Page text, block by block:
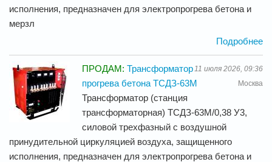
исполнения, предназначен для электропрогрева бетона и
мерзл
Подробнее
11 июля 2026, 09:36
ПРОДАМ: Трансформатор
прогрева бетона ТСДЗ-63М
Москва
Трансформатор (станция
трансформаторная) ТСДЗ-63М/0,38 У3,
силовой трехфазный с воздушной
принудительной циркуляцией воздуха, защищенного
исполнения, предназначен для электропрогрева бетона и